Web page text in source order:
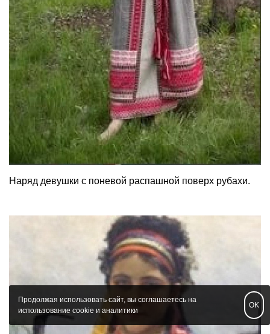
Наряд девушки с поневой распашной поверх рубахи.
Продолжая использовать сайт, вы соглашаетесь на
использование cookie и аналитики
OK